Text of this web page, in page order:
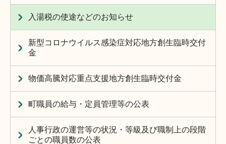
入湯税の使途などのお知らせ
新型コロナウイルス感染症対応地方創生臨時交付
金
物価高騰対応重点支援地方創生臨時交付金
町職員の給与・定員管理等の公表
人事行政の運営等の状況・等級及び職制上の段階
ごとの職員数の公表